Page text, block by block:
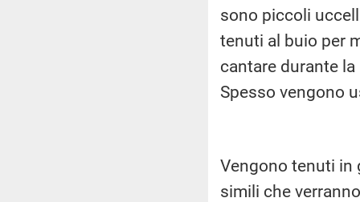
sono piccoli
tenuti al buio per
cantare durante
Spesso vengono
Vengono tenuti in
simili che